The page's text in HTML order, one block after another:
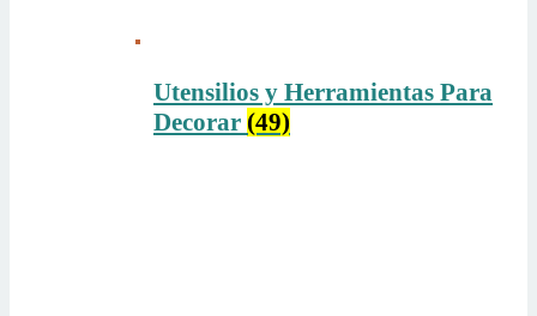
Utensilios y Herramientas Para
Decorar (49)